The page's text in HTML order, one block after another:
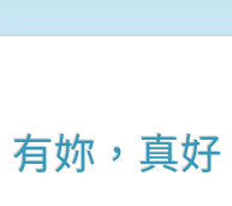
有妳，真